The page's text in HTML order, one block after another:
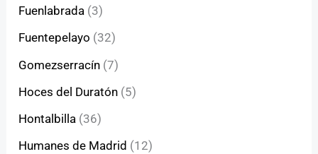
Fuenlabrada (3)
Fuentepelayo (32)
Gomezserracín (7)
Hoces del Duratón (5)
Hontalbilla (36)
Humanes de Madrid (12)